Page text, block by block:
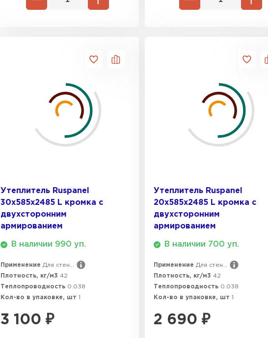
Утеплитель Ruspanel
30х585х2485 L кромка с
двухсторонним
армированием
В наличии 990 уп.
Применение Для стен...
Плотность, кг/м3 42
Теплопроводность 0.038
Кол-во в упаковке, шт 1
3 100 ₽
Утеплитель Ruspanel
20х585х2485 L кромка с
двухсторонним
армированием
В наличии 700 уп.
Применение Для стен...
Плотность, кг/м3 42
Теплопроводность 0.038
Кол-во в упаковке, шт 1
2 690 ₽
Утеплитель Ursa
ПЕРЕЙТИ
Сэндвич-панели
Утеплитель Izolife
ВСЕ ПРОИЗВОДИТЕЛИ